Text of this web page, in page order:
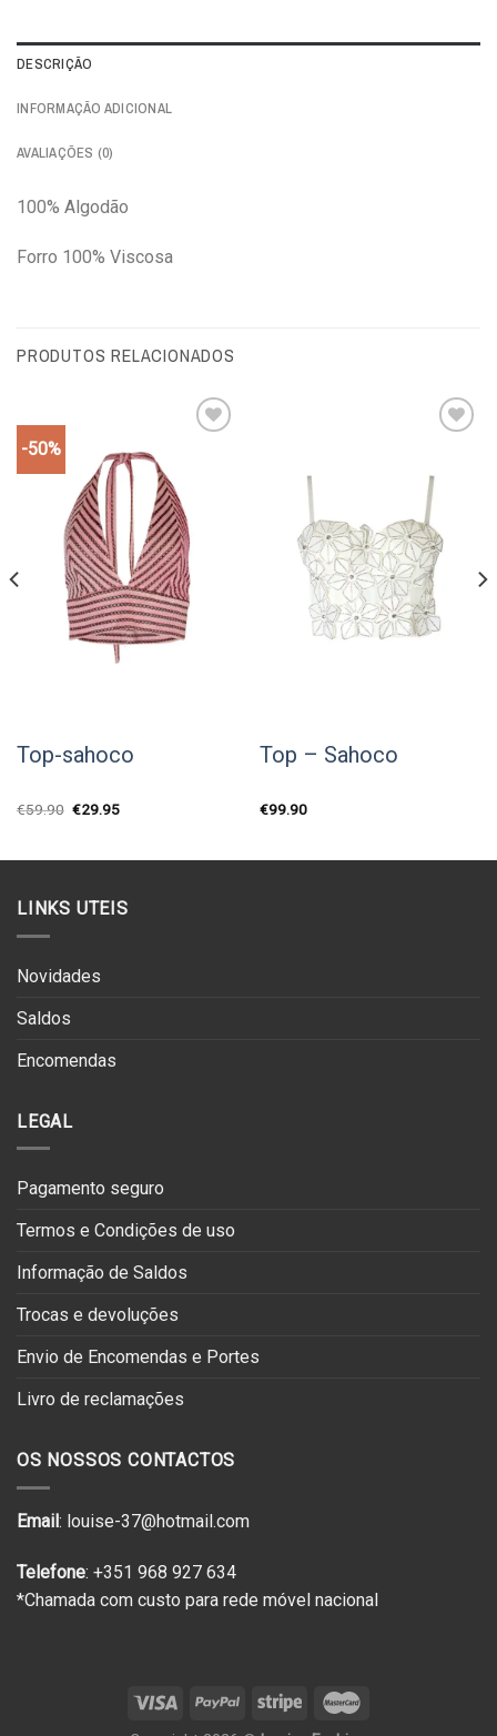
DESCRIÇÃO
INFORMAÇÃO ADICIONAL
AVALIAÇÕES (0)
100% Algodão
Forro 100% Viscosa
PRODUTOS RELACIONADOS
-50%
Top-sahoco
€59.90 O
€59.90.
€29.95O
€29.95.
Top – Sahoco
€99.90
LINKS UTEIS
Novidades
Saldos
Encomendas
LEGAL
Pagamento seguro
Termos e Condições de uso
Informação de Saldos
Trocas e devoluções
Envio de Encomendas e Portes
Livro de reclamações
OS NOSSOS CONTACTOS
Email: louise-37@hotmail.com
Telefone: +351 968 927 634
*Chamada com custo para rede móvel nacional